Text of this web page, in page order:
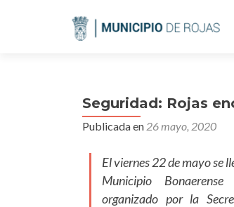
Seguridad: Rojas
Publicada en 26 mayo, 2020
El viernes 22 de mayo se
Municipio
organizado por la